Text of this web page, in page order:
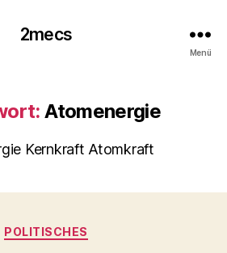
2mecs
Menü
Atomenergie
Kernkraft Atomkraft
Kategorien
POLITISCHES